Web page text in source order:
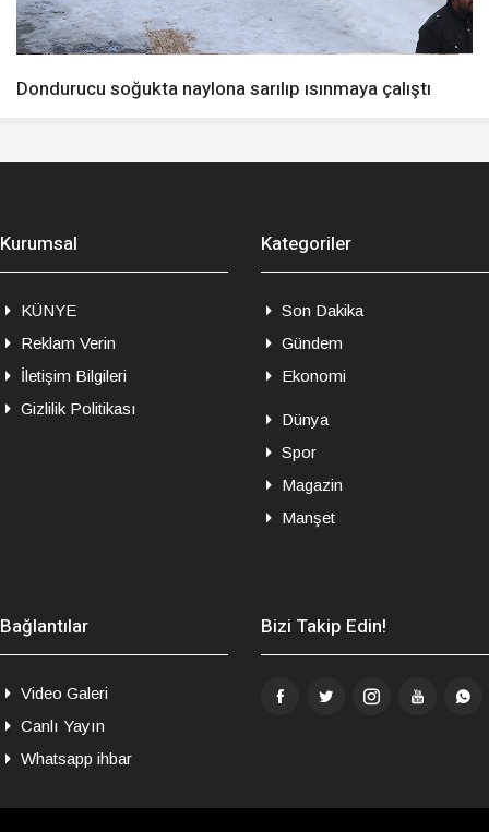
Dondurucu soğukta naylona sarılıp ısınmaya çalıştı
Kurumsal
KÜNYE
Reklam Verin
İletişim Bilgileri
Gizlilik Politikası
Kategoriler
Son Dakika
Gündem
Ekonomi
Dünya
Spor
Magazin
Manşet
Bağlantılar
Video Galeri
Canlı Yayın
Whatsapp ihbar
Bizi Takip Edin!